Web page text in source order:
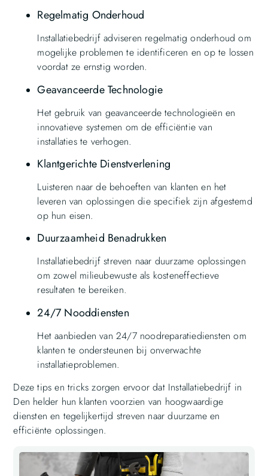
Regelmatig Onderhoud
Installatiebedrijf adviseren regelmatig onderhoud om
mogelijke problemen te identificeren en op te lossen
voordat ze ernstig worden.
Geavanceerde Technologie
Het gebruik van geavanceerde technologieën en
innovatieve systemen om de efficiëntie van
installaties te verhogen.
Klantgerichte Dienstverlening
Luisteren naar de behoeften van klanten en het
leveren van oplossingen die specifiek zijn afgestemd
op hun eisen.
Duurzaamheid Benadrukken
Installatiebedrijf streven naar duurzame oplossingen
om zowel milieubewuste als kosteneffectieve
resultaten te bereiken.
24/7 Nooddiensten
Het aanbieden van 24/7 noodreparatiediensten om
klanten te ondersteunen bij onverwachte
installatieproblemen.
Deze tips en tricks zorgen ervoor dat Installatiebedrijf in
Den helder hun klanten voorzien van hoogwaardige
diensten en tegelijkertijd streven naar duurzame en
efficiënte oplossingen.